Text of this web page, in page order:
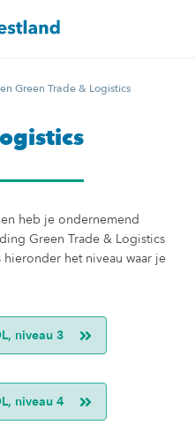
Green Trade & Logistics
heb je ondernemend
Green Trade & Logistics
het niveau waar je
niveau 3
niveau 4